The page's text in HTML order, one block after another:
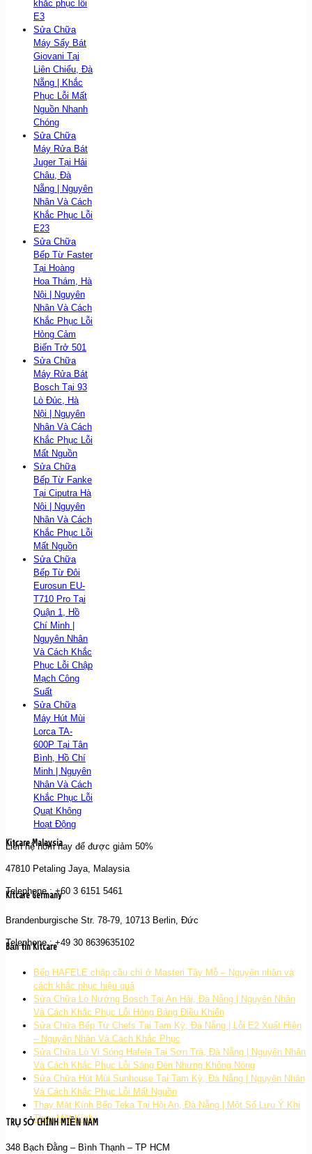
khắc phục lỗi
E3
Sửa Chữa
Máy Sấy Bát
Giovani Tại
Liên Chiểu, Đà
Nẵng | Khắc
Phục Lỗi Mất
Nguồn Nhanh
Chóng
Sửa Chữa
Máy Rửa Bát
Juger Tại Hải
Châu, Đà
Nẵng | Nguyên
Nhân Và Cách
Khắc Phục Lỗi
E23
Sửa Chữa
Bếp Từ Faster
Tại Hoàng
Hoa Thám, Hà
Nội | Nguyên
Nhân Và Cách
Khắc Phục Lỗi
Hỏng Cảm
Biến Trở 501
Sửa Chữa
Máy Rửa Bát
Bosch Tại 93
Lò Đúc, Hà
Nội | Nguyên
Nhân Và Cách
Khắc Phục Lỗi
Mất Nguồn
Sửa Chữa
Bếp Từ Fanke
Tại Ciputra Hà
Nội | Nguyên
Nhân Và Cách
Khắc Phục Lỗi
Mất Nguồn
Sửa Chữa
Bếp Từ Đôi
Eurosun EU-
T710 Pro Tại
Quận 1, Hồ
Chí Minh |
Nguyên Nhân
Và Cách Khắc
Phục Lỗi Chập
Mạch Công
Suất
Sửa Chữa
Máy Hút Mùi
Lorca TA-
600P Tại Tân
Bình, Hồ Chí
Minh | Nguyên
Nhân Và Cách
Khắc Phục Lỗi
Quạt Không
Hoạt Động
Liên hệ hôm nay để được giảm 50%
Kitcare Malaysia
47810 Petaling Jaya, Malaysia
Telephone : +60 3 6151 5461
Kitcare Germany
Brandenburgische Str. 78-79, 10713 Berlin, Đức
Telephone : +49 30 8639635102
Bản tin Kitcare
Bếp HAFELE chập cầu chì ở Masteri Tây Mỗ – Nguyên nhân và
cách khắc phục hiệu quả
Sửa Chữa Lò Nướng Bosch Tại An Hải, Đà Nẵng | Nguyên Nhân
Và Cách Khắc Phục Lỗi Hỏng Bảng Điều Khiển
Sửa Chữa Bếp Từ Chefs Tại Tam Kỳ, Đà Nẵng | Lỗi E2 Xuất Hiện
– Nguyên Nhân Và Cách Khắc Phục
Sửa Chữa Lò Vi Sóng Hafele Tại Sơn Trà, Đà Nẵng | Nguyên Nhân
Và Cách Khắc Phục Lỗi Sáng Đèn Nhưng Không Nóng
Sửa Chữa Hút Mùi Sunhouse Tại Tam Kỳ, Đà Nẵng | Nguyên Nhân
Và Cách Khắc Phục Lỗi Mất Nguồn
Thay Mặt Kính Bếp Teka Tại Hội An, Đà Nẵng | Một Số Lưu Ý Khi
Thay Mặt Kính
TRỤ SỞ CHÍNH MIỀN NAM
348 Bạch Đằng – Bình Thạnh – TP HCM